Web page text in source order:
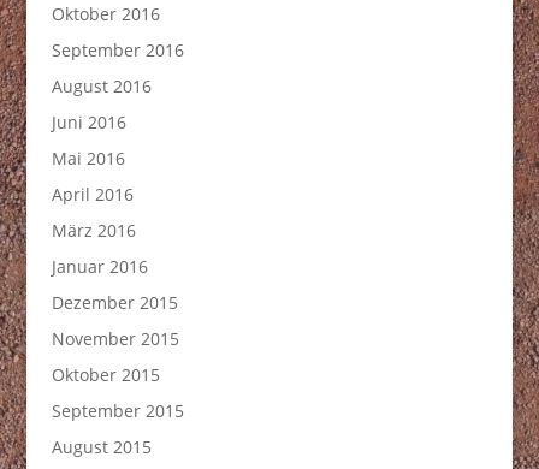
Oktober 2016
September 2016
August 2016
Juni 2016
Mai 2016
April 2016
März 2016
Januar 2016
Dezember 2015
November 2015
Oktober 2015
September 2015
August 2015